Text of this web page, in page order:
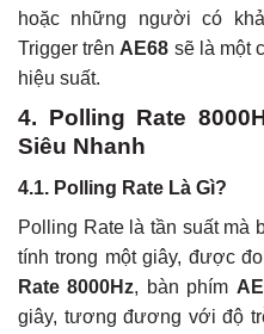
hoặc những người có
Trigger trên AE68 sẽ là một
hiệu suất.
4. Polling Rate
Siêu Nhanh
4.1. Polling Rate Là Gì?
Polling Rate là tần suất mà
tính trong một giây, được
Rate 8000Hz, bàn phím
giây, tương đương với độ